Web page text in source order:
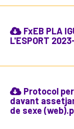
FxEB PLA
L'ESPORT
Protocol
davant
de sexe